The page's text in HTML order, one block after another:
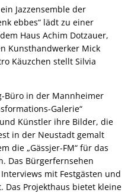
Jazzensemble der
ebbes“ lädt zu einer
Haus Achim Dotzauer,
Kunsthandwerker Mick
Käuzchen stellt Silvia
Büro in der Mannheimer
Galerie“
Künstler ihre Bilder, die
in der Neustadt gemalt
die „Gässjer-FM“ für das
Das Bürgerfernsehen
mit Festgästen und
Das Projekthaus bietet kleine